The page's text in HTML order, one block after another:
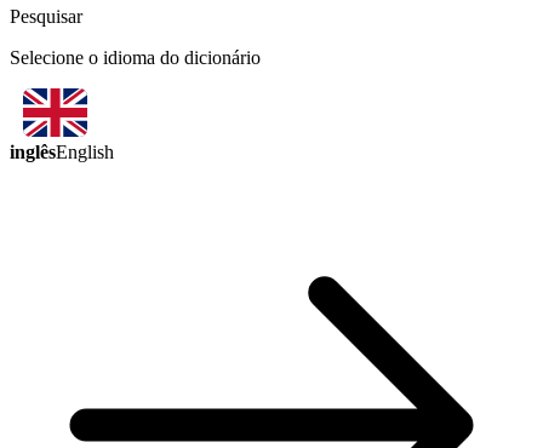
Pesquisar
Selecione o idioma do dicionário
inglêsEnglish